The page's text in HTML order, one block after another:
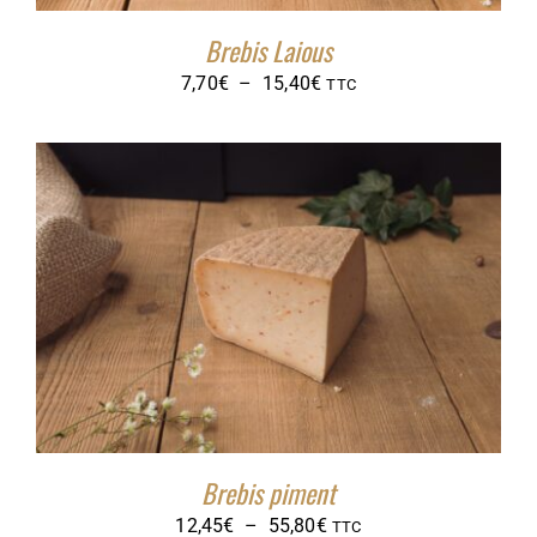
Brebis Laious
7,70€ – 15,40€Plage
prix :
7,70€
à
15,40€
TTC
Brebis piment
12,45€ – 55,80€Plage
TTC